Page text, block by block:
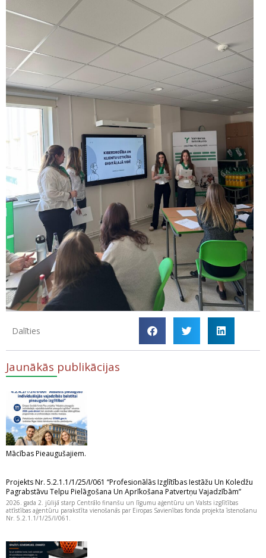
Dalīties
Jaunākās publikācijas
Mācības Pieaugušajiem.
Projekts Nr. 5.2.1.1/1/25/I/061 “Profesionālās Izglītības Iestāžu Un Koledžu
Pagrabstāvu Telpu Pielāgošana Un Aprīkošana Patvertņu Vajadzībām”
2026. gada 2. jūlijā starp Centrālo finanšu un līgumu aģentūru un Valsts izglītības
attīstības aģentūru parakstīta vienošanās par Eiropas Savienības fonda projekta īstenošanu
Nr. 5.2.1.1/1/25/I/061.